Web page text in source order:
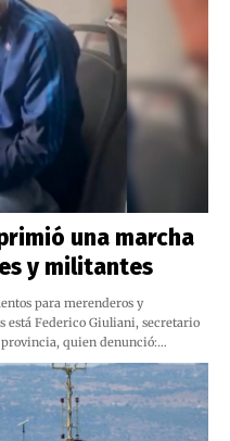
una marcha
y militantes
para merenderos y
está Federico Giuliani, secretario
provincia, quien denunció:…